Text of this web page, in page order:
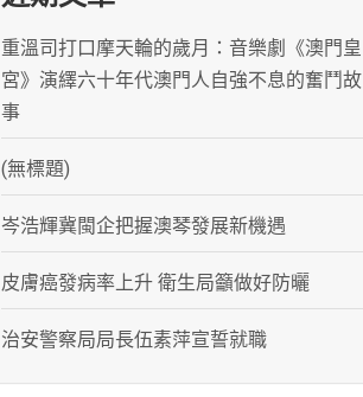
重溫司打口摩天輪的歲月：音樂劇《澳門皇
宮》演繹六十年代澳門人自強不息的奮鬥故
事
(無標題)
岑浩輝冀閩企把握澳琴發展新機遇
皮膚癌發病率上升 衛生局籲做好防曬
治安警察局局長伍素萍宣誓就職